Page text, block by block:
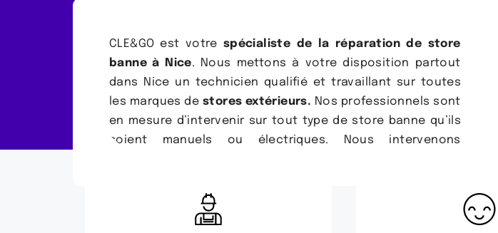
CLE&GO est votre spécialiste de la réparation de store
banne à Nice. Nous mettons à votre disposition partout
dans Nice un technicien qualifié et travaillant sur toutes
les marques de stores extérieurs. Nos professionnels sont
en mesure d’intervenir sur tout type de store banne qu’ils
soient manuels ou électriques. Nous intervenons